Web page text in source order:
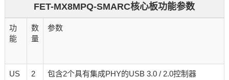
FET-MX8MPQ-SMARC核心板功能参数
功
能
数
量
参数
US
2 包含2个具有集成PHY的USB 3.0 / 2.0控制器